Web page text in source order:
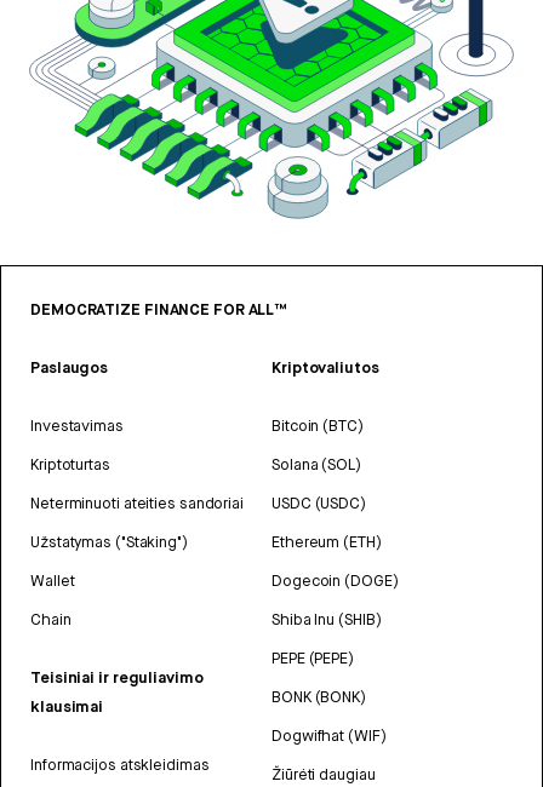
DEMOCRATIZE FINANCE FOR ALL™
Paslaugos
Investavimas
Kriptoturtas
Neterminuoti ateities sandoriai
Užstatymas ("Staking")
Wallet
Chain
Teisiniai ir reguliavimo
klausimai
Informacijos atskleidimas
Kriptovaliutos
Bitcoin (BTC)
Solana (SOL)
USDC (USDC)
Ethereum (ETH)
Dogecoin (DOGE)
Shiba Inu (SHIB)
PEPE (PEPE)
BONK (BONK)
Dogwifhat (WIF)
Žiūrėti daugiau